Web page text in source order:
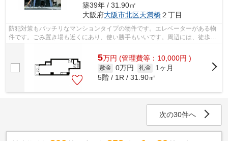
築39年 / 31.90㎡
大阪府大阪市北区天満橋２丁目
防犯対策もバッチリなマンションタイプの物件です。エレベーターがある物
件です。ごみ置き場も近くにあり、使い勝手もいいです。周辺には、徒歩5
分で利用できる駅があります。内見のご...
5万円 (管理費等：10,000円 )
敷金 0万円 礼金
1ヶ月
5階 / 1R / 31.90㎡
次の30件へ